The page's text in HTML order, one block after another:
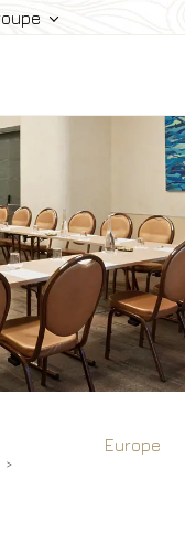
Europe